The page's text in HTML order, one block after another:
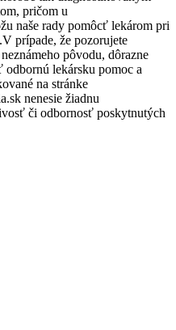
pričom u
naše rady pomôcť lekárom pri
prípade, že pozorujete
pôvodu, dôrazne
lekársku pomoc a
na stránke
nenesie žiadnu
či odbornosť poskytnutých